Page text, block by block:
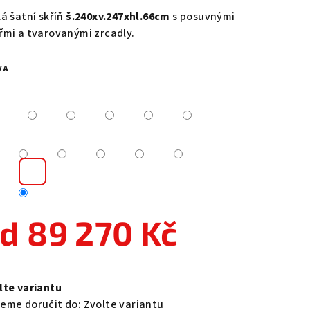
šatní skříňš.240xv.247xhl.66cm s posuvnými
a tvarovanými zrcadly.
89 270 Kč
variantu
doručit do: Zvolte variantu